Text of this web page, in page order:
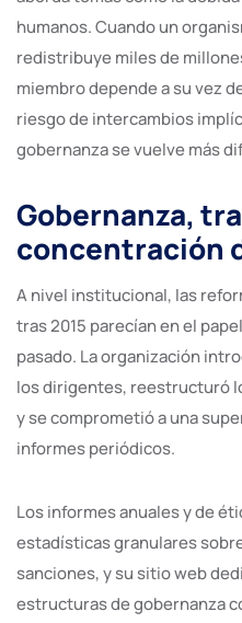
humanos. Cuando un
redistribuye miles de
miembro depende a su vez
riesgo de intercambios
gobernanza se vuelve más
Gobernanza,
concentración
A nivel institucional, las
tras 2015 parecían en el
pasado. La organización
los dirigentes, reestructuró
y se comprometió a una
informes periódicos.
Los informes anuales y de
estadísticas granulares
sanciones, y su sitio web
estructuras de gobernanza